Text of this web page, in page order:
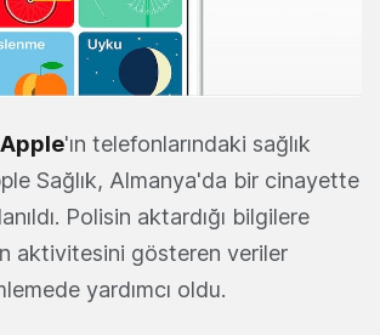
Apple'ın telefonlarındaki sağlık
Sağlık, Almanya'da bir cinayette
Polisin aktardığı bilgilere
aktivitesini gösteren veriler
yardımcı oldu.